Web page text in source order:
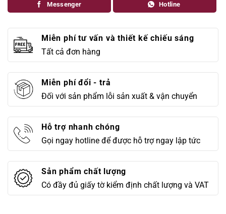
Messenger Hotline
Miễn phí tư vấn và thiết kế chiếu sáng
Tất cả đơn hàng
Miễn phí đổi - trả
Đối với sản phẩm lỗi sản xuất & vận chuyển
Hỗ trợ nhanh chóng
Gọi ngay hotline để được hỗ trợ ngay lập tức
Sản phẩm chất lượng
Có đầy đủ giấy tờ kiểm định chất lượng và VAT